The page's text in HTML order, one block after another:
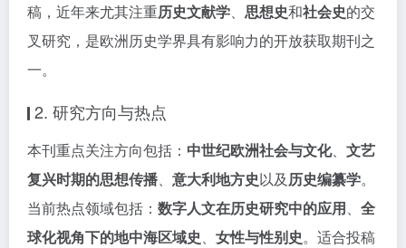
稿，近年来尤其注重历史文献学、 思想史和社会史的交
叉研究，是欧洲历史学界具有影响力的开放获取期刊之
一。
2. 研究方向与热点
本刊重点关注方向包括： 中世纪欧洲社会与文化、 文艺
复兴时期的思想传播、 意大利地方史以及历史编纂学。
当前热点领域包括： 数字人文在历史研究中的应用、 全
球化视角下的地中海区域史、 女性与性别史。适合投稿